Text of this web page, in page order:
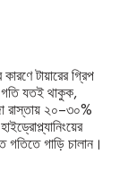
টায়ারের গ্রিপ
গতি যতই থাকুক,
রাস্তায় ২০–৩০%
গাড়ি চালান।